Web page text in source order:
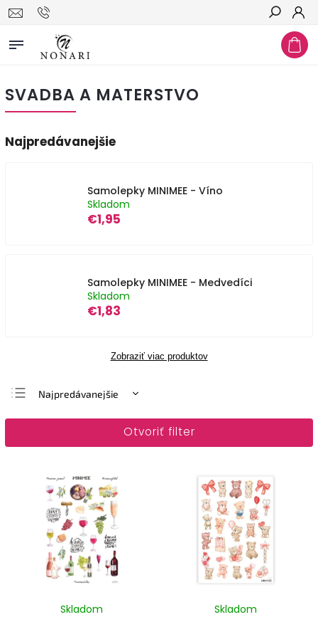
Hľadať
SVADBA A MATERSTVO
Najpredávanejšie
Samolepky MINIMEE - Víno
Skladom
€1,95
Samolepky MINIMEE - Medvedíci
Skladom
€1,83
Zobraziť viac produktov
Najpredávanejšie
Najlacnejšie
Otvoriť filter
Skladom Skladom